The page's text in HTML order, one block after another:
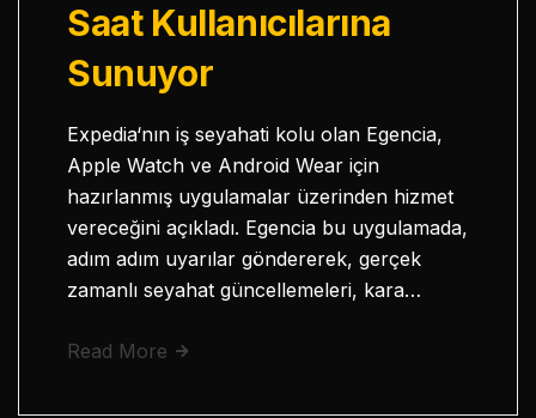
Saat Kullanıcılarına
Sunuyor
Expedia‘nın iş seyahati kolu olan Egencia,
Apple Watch ve Android Wear için
hazırlanmış uygulamalar üzerinden hizmet
vereceğini açıkladı. Egencia bu uygulamada,
adım adım uyarılar göndererek, gerçek
zamanlı seyahat güncellemeleri, kara…
Read More